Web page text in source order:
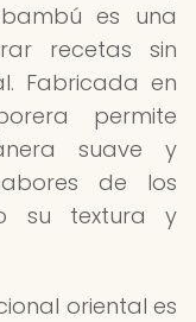
es una
recetas sin
Fabricada en
permite
suave y
de los
su textura y
oriental es